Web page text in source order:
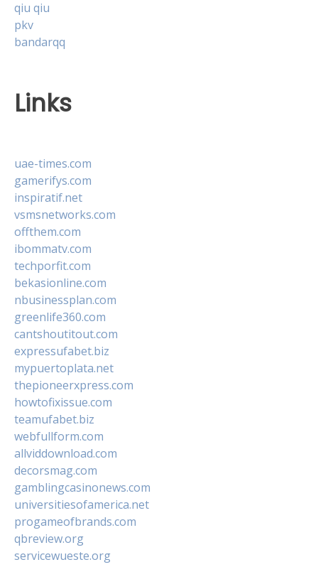
qiu qiu
pkv
bandarqq
Links
uae-times.com
gamerifys.com
inspiratif.net
vsmsnetworks.com
offthem.com
ibommatv.com
techporfit.com
bekasionline.com
nbusinessplan.com
greenlife360.com
cantshoutitout.com
expressufabet.biz
mypuertoplata.net
thepioneerxpress.com
howtofixissue.com
teamufabet.biz
webfullform.com
allviddownload.com
decorsmag.com
gamblingcasinonews.com
universitiesofamerica.net
progameofbrands.com
qbreview.org
servicewueste.org